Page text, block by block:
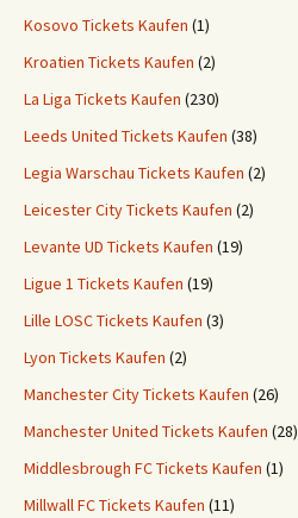
Kosovo Tickets Kaufen (1)
Kroatien Tickets Kaufen (2)
La Liga Tickets Kaufen (230)
Leeds United Tickets Kaufen (38)
Legia Warschau Tickets Kaufen (2)
Leicester City Tickets Kaufen (2)
Levante UD Tickets Kaufen (19)
Ligue 1 Tickets Kaufen (19)
Lille LOSC Tickets Kaufen (3)
Lyon Tickets Kaufen (2)
Manchester City Tickets Kaufen (26)
Manchester United Tickets Kaufen (28)
Middlesbrough FC Tickets Kaufen (1)
Millwall FC Tickets Kaufen (11)